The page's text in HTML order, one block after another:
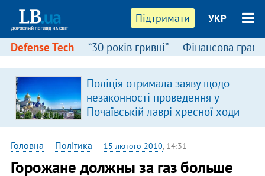
Підтримати УКР
Defense Tech “30 років гривні” Фінансова
Поліція отримала заяву щодо
незаконності проведення у
Почаївській лаврі хресної ходи
Головна — Політика — 15 лютого 2010, 14:31
Горожане должны за газ больше